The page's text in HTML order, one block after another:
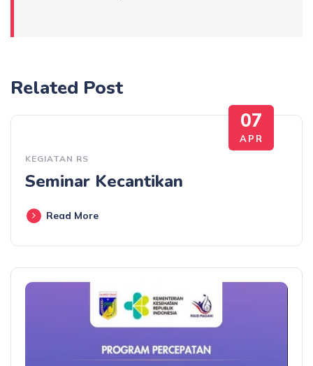
Related Post
07
APR
KEGIATAN RS
Seminar Kecantikan
Read More